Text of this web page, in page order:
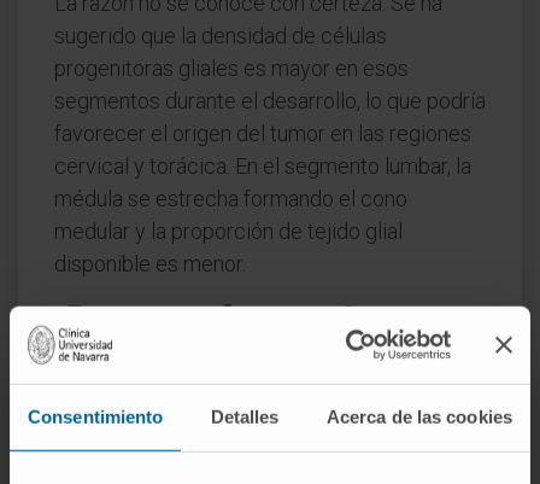
Consentimiento Detalles Acerca de las cookies
sugerido que la densidad de células
progenitoras gliales es mayor en esos
segmentos durante el desarrollo, lo que podría
favorecer el origen del tumor en las regiones
cervical y torácica. En el segmento lumbar, la
médula se estrecha formando el cono
medular y la proporción de tejido glial
disponible es menor.
¿Es un tumor frecuente?
No. Los tumores intramedulares primarios de
frecuentes que los intracraneales, y